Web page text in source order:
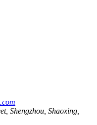
Shengzhou, Shaoxing,